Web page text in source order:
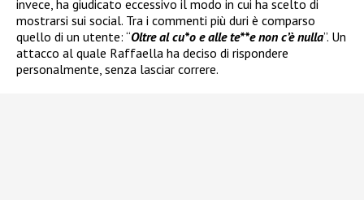
invece, ha giudicato eccessivo il modo in cui ha scelto di
mostrarsi sui social. Tra i commenti più duri è comparso
quello di un utente: “Oltre al cu*o e alle te**e non c’è nulla”. Un
attacco al quale Raffaella ha deciso di rispondere
personalmente, senza lasciar correre.